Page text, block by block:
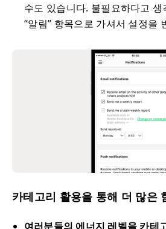
수도 있습니다. 불필요하다고 생
“알림” 항목으로 가셔서 설정을
카테고리 활용을 통해 더 많은
여러분들의 에너지 레벨을 카테